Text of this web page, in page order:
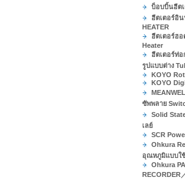
บ็อบบิ้นฮีต
ฮีตเตอร์อิน
HEATER
ฮีตเตอร์ฮ
Heater
ฮีตเตอร์ท่
รูปแบบต่าง
KOYO
KOYO
ซัพพลาย
Solid
เลย์
SCR
Ohkura
อุณหภูมิแบบใ
Ohkura
RECORDER